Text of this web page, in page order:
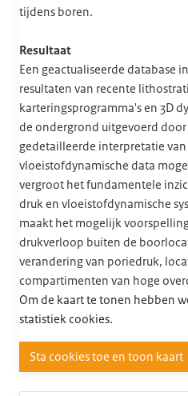
tijdens boren.
Resultaat
Een geactualiseerde database
resultaten van recente
karteringsprogramma's en 3D
de ondergrond uitgevoerd door
gedetailleerde interpretatie van
vloeistofdynamische data
vergroot het fundamentele
druk en vloeistofdynamische
maakt het mogelijk
drukverloop buiten de
verandering van poriedruk,
compartimenten van hoge
Om de kaart te tonen hebben
statistiek cookies.
Sta cookies toe en toon kaart